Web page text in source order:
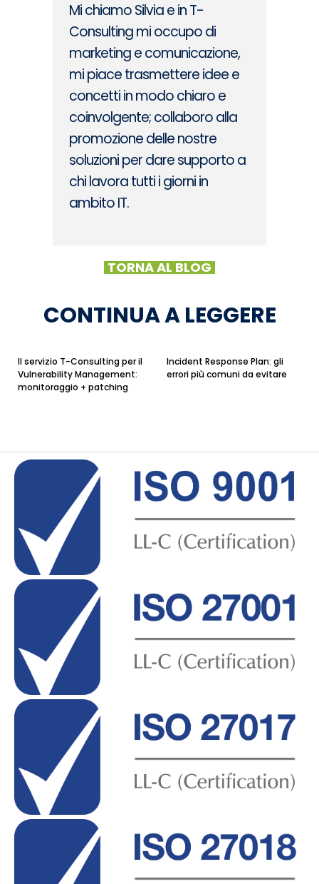
Mi chiamo Silvia e in T-
Consulting mi occupo di
marketing e comunicazione,
mi piace trasmettere idee e
concetti in modo chiaro e
coinvolgente; collaboro alla
promozione delle nostre
soluzioni per dare supporto a
chi lavora tutti i giorni in
ambito IT.
TORNA AL BLOG
CONTINUA A LEGGERE
Il servizio T-Consulting per il
Vulnerability Management:
monitoraggio + patching
Incident Response Plan: gli
errori più comuni da evitare